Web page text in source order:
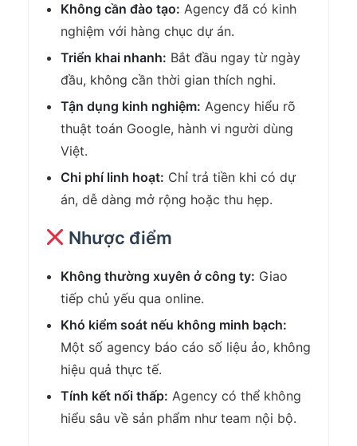
Không cần đào tạo: Agency đã có kinh
nghiệm với hàng chục dự án.
Triển khai nhanh: Bắt đầu ngay từ ngày
đầu, không cần thời gian thích nghi.
Tận dụng kinh nghiệm: Agency hiểu rõ
thuật toán Google, hành vi người dùng
Việt.
Chi phí linh hoạt: Chỉ trả tiền khi có dự
án, dễ dàng mở rộng hoặc thu hẹp.
Nhược điểm
Không thường xuyên ở công ty: Giao
tiếp chủ yếu qua online.
Khó kiểm soát nếu không minh bạch:
Một số agency báo cáo số liệu ảo, không
hiệu quả thực tế.
Tính kết nối thấp: Agency có thể không
hiểu sâu về sản phẩm như team nội bộ.